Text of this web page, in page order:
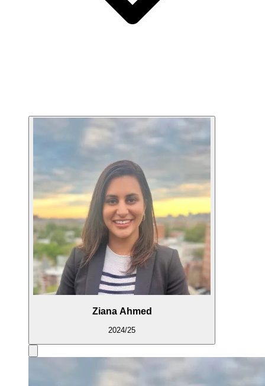
Ziana Ahmed
2024/25